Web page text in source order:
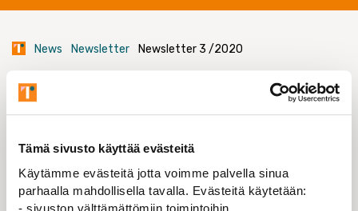
Tämä sivusto käyttää evästeitä
Käytämme evästeitä jotta voimme palvella sinua
parhaalla mahdollisella tavalla. Evästeitä käytetään:
- sivuston välttämättömiin toimintoihin
News Newsletter Newsletter 3 /2020
Newsletter 3 /2020
03.06.2020
1. INVITATION TO SPRING ASSEMBLY